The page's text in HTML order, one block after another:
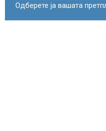
Одберете ја вашата